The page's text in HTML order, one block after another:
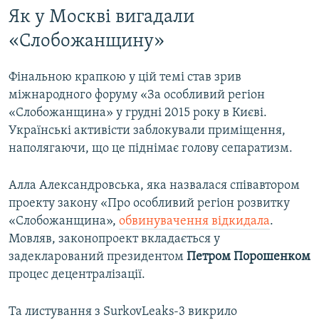
Як у Москві вигадали
«Слобожанщину»
Фінальною крапкою у цій темі став зрив
міжнародного форуму «За особливий регіон
«Слобожанщина» у грудні 2015 року в Києві.
Українські активісти заблокували приміщення,
наполягаючи, що це піднімає голову сепаратизм.
Алла Александровська, яка назвалася співавтором
проекту закону «Про особливий регіон розвитку
«Слобожанщина», обвинувачення відкидала.
Мовляв, законопроект вкладається у
задекларований президентом Петром Порошенком
процес децентралізації.
Та листування з SurkovLeaks-3 викрило